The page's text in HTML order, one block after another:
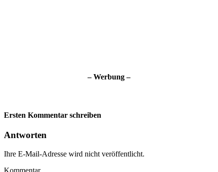
– Werbung –
Ersten Kommentar schreiben
Antworten
Ihre E-Mail-Adresse wird nicht veröffentlicht.
Kommentar